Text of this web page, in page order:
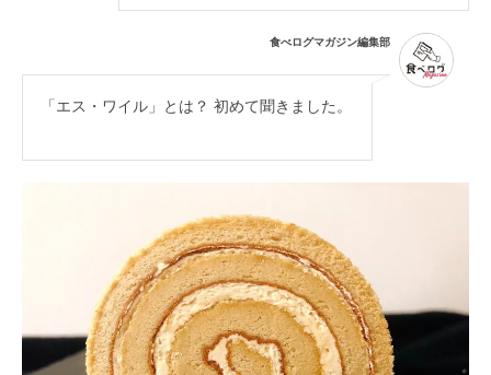
食べログマガジン編集部
「エス・ワイル」とは？ 初めて聞きました。